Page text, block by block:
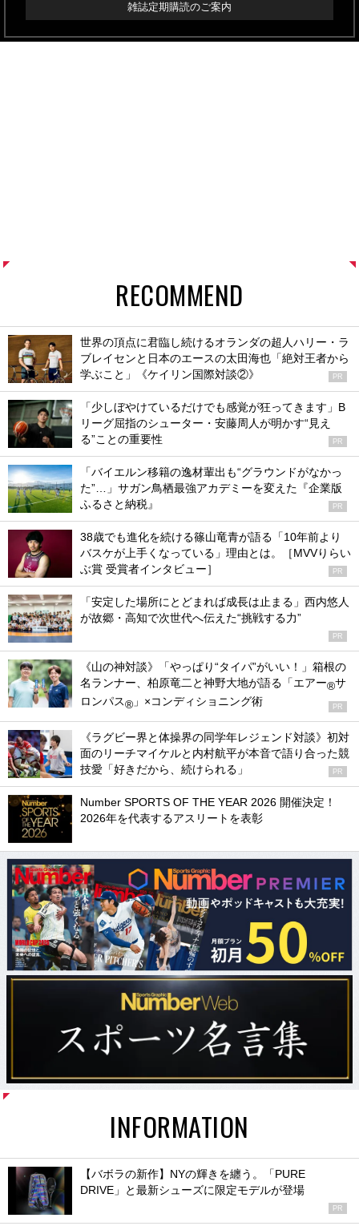
雑誌定期購読のご案内
RECOMMEND
世界の頂点に君臨し続けるオランダの超人ハリー・ラ
ブレイセンと日本のエースの太田海也「絶対王者から
学ぶこと」《ケイリン国際対談②》
PR
「少しぼやけているだけでも感覚が狂ってきます」B
リーグ屈指のシューター・安藤周人が明かす“見え
る”ことの重要性
PR
「バイエルン移籍の逸材輩出も“グラウンドがなかっ
た”…」サガン鳥栖最強アカデミーを変えた『企業版
ふるさと納税』
PR
38歳でも進化を続ける篠山竜青が語る「10年前より
バスケが上手くなっている」理由とは。［MVVりらい
ぶ賞 受賞者インタビュー］
PR
「安定した場所にとどまれば成長は止まる」西内悠人
が故郷・高知で次世代へ伝えた“挑戦する力”
PR
《山の神対談》「やっぱり“タイパ”がいい！」箱根の
名ランナー、柏原竜二と神野大地が語る「エアー®サ
ロンパス® 」×コンディショニング術 PR
《ラグビー界と体操界の同学年レジェンド対談》初対
面のリーチマイケルと内村航平が本音で語り合った競
技愛「好きだから、続けられる」
PR
Number SPORTS OF THE YEAR 2026 開催決定！
2026年を代表するアスリートを表彰
INFORMATION
【バボラの新作】NYの輝きを纏う。「PURE
DRIVE」と最新シューズに限定モデルが登場
PR